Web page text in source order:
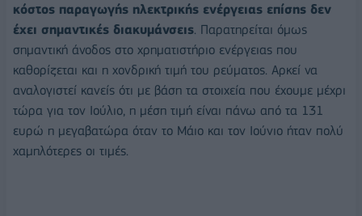
κόστος παραγωγής ηλεκτρικής ενέργειας επίσης δεν
έχει σημαντικές διακυμάνσεις. Παρατηρείται όμως
σημαντική άνοδος στο χρηματιστήριο ενέργειας που
καθορίζεται και η χονδρική τιμή του ρεύματος. Αρκεί να
αναλογιστεί κανείς ότι με βάση τα στοιχεία που έχουμε μέχρι
τώρα για τον Ιούλιο, η μέση τιμή είναι πάνω από τα 131
ευρώ η μεγαβατώρα όταν το Μάιο και τον Ιούνιο ήταν πολύ
χαμηλότερες οι τιμές.